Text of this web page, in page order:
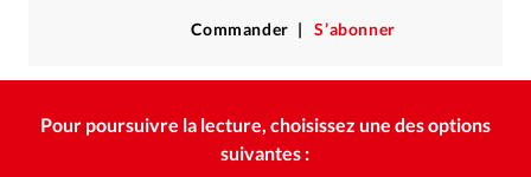
Commander S’abonner
Pour poursuivre la lecture, choisissez une des options
suivantes :